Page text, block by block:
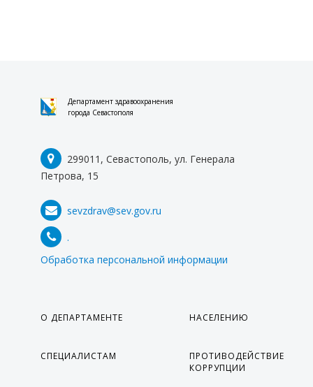
Департамент здравоохранения
города Севастополя
299011, Севастополь, ул. Генерала
Петрова, 15
sevzdrav@sev.gov.ru
.
Обработка персональной информации
О ДЕПАРТАМЕНТЕ НАСЕЛЕНИЮ
СПЕЦИАЛИСТАМ
ПРОТИВОДЕЙСТВИЕ
КОРРУПЦИИ